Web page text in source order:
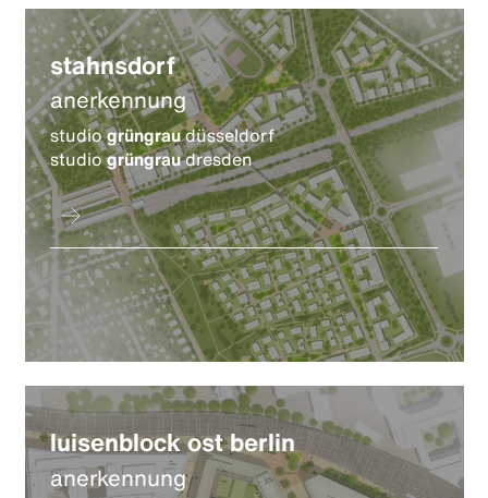
stahnsdorf
anerkennung
studiogrüngraudüsseldorf
studiogrüngraudresden
luisenblock ost berlin
anerkennung